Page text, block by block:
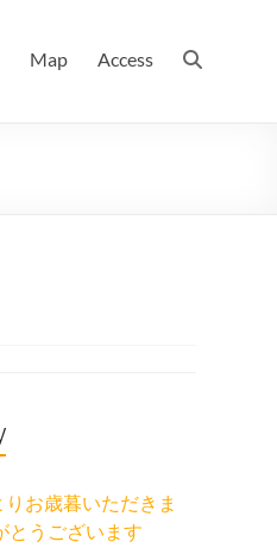
Map Access
お歳暮いただきま
とうございます